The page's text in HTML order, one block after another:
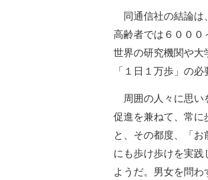
同通信社の結論は
高齢者では６０００
世界の研究機関や大
「１日１万歩」の必
周囲の人々に思い
促進を兼ねて、常に
と、その都度、「
にも歩け歩けを実践
ようだ。男女を問